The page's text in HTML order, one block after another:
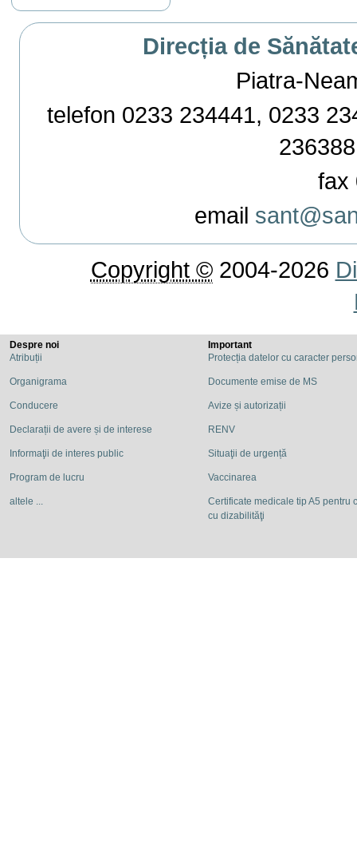
Direcția de
Piatra-
telefon 0233 234441, 0233
fax
email
Copyright ©2004-2026
Despre noi
Atribuții
Organigrama
Conducere
Declarații de avere și de interese
Informaţii de interes public
Program de lucru
altele ...
Important
Protecția datelor cu caracter
Documente emise de MS
Avize și autorizații
RENV
Situaţii de urgență
Vaccinarea
Certificate medicale tip A5 pentru
cu dizabilităţi